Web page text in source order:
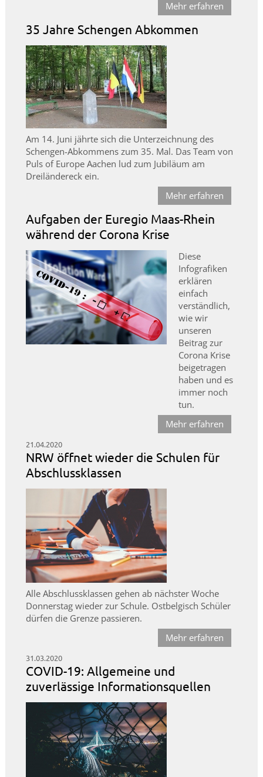
Mehr erfahren
35 Jahre Schengen Abkommen
Am 14. Juni jährte sich die Unterzeichnung des
Schengen-Abkommens zum 35. Mal. Das Team von
Puls of Europe Aachen lud zum Jubiläum am
Dreiländereck ein.
Mehr erfahren
Aufgaben der Euregio Maas-Rhein
während der Corona Krise
Diese
Infografiken
erklären
einfach
verständlich,
wie wir
unseren
Beitrag zur
Corona Krise
beigetragen
haben und es
immer noch
tun.
Mehr erfahren
21.04.2020
NRW öffnet wieder die Schulen für
Abschlussklassen
Alle Abschlussklassen gehen ab nächster Woche
Donnerstag wieder zur Schule. Ostbelgisch Schüler
dürfen die Grenze passieren.
Mehr erfahren
31.03.2020
COVID-19: Allgemeine und
zuverlässige Informationsquellen